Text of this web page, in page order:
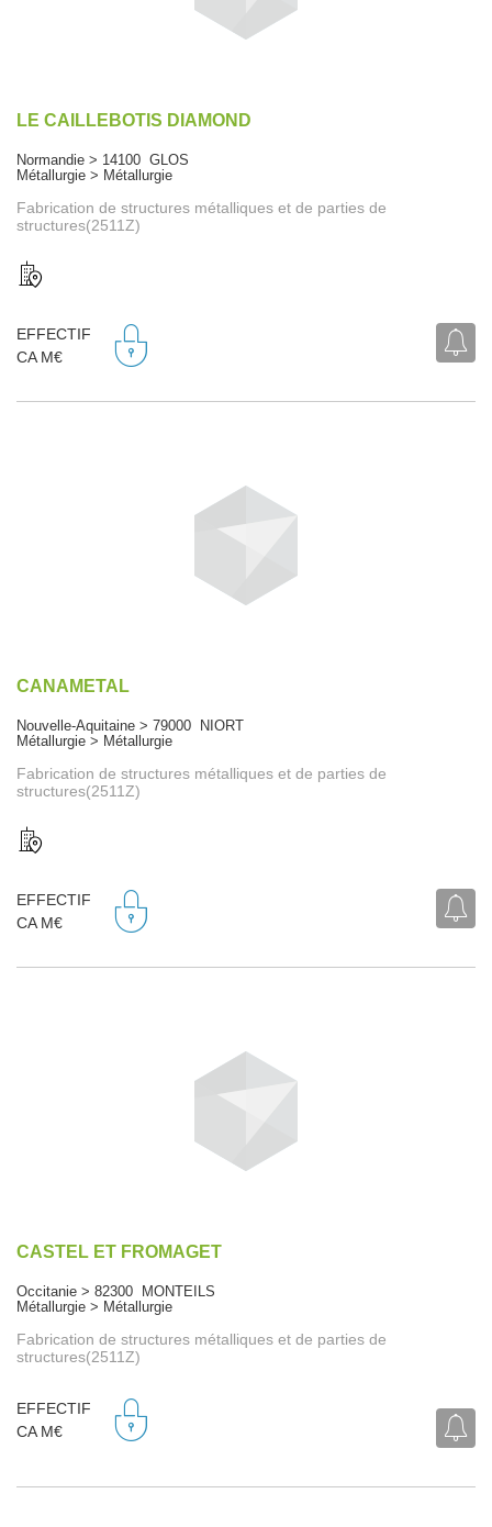
LE CAILLEBOTIS DIAMOND
Normandie > 14100 GLOS
Métallurgie > Métallurgie
Fabrication de structures métalliques et de parties de
structures(2511Z)
EFFECTIF
CA M€
CANAMETAL
Nouvelle-Aquitaine > 79000 NIORT
Métallurgie > Métallurgie
Fabrication de structures métalliques et de parties de
structures(2511Z)
EFFECTIF
CA M€
CASTEL ET FROMAGET
Occitanie > 82300 MONTEILS
Métallurgie > Métallurgie
Fabrication de structures métalliques et de parties de
structures(2511Z)
EFFECTIF
CA M€